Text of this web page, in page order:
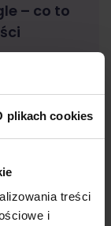
plikach cookies
treści
i
– co to
Walo